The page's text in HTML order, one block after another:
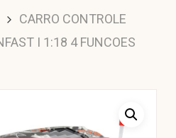
CARRO CONTROLE
I 1:18 4 FUNCOES